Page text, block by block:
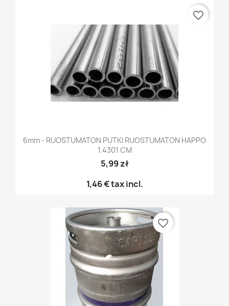
6mm - RUOSTUMATON PUTKI RUOSTUMATON HAPPO
1.4301 CM
5,99 zł
1,46 €tax incl.
favorite_border
favorite_border